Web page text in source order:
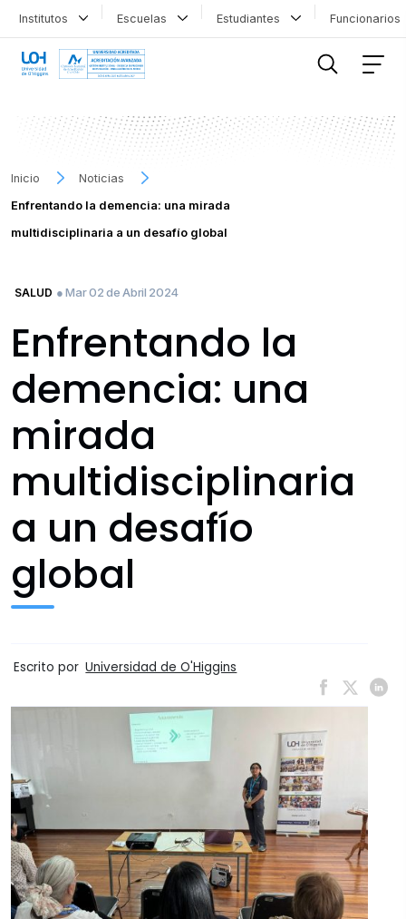
Institutos Escuelas Estudiantes
Inicio
Noticias
Enfrentando la demencia: una mirada
multidisciplinaria a un desafío global
SALUD ● Mar 02 de Abril 2024
Enfrentando la
demencia: una
mirada
multidisciplinaria
a un desafío
global
Escrito por Universidad de O'Higgins